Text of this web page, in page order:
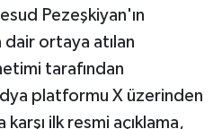
Pezeşkiyan'ın
dair ortaya atılan
tarafından
platformu X üzerinden
karşı ilk resmi açıklama,